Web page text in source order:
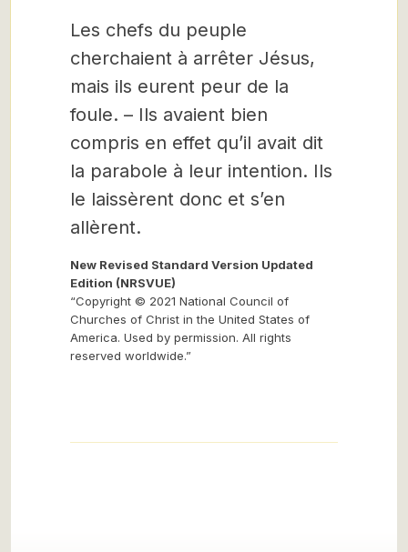
Les chefs du peuple
cherchaient à arrêter Jésus,
mais ils eurent peur de la
foule. – Ils avaient bien
compris en effet qu’il avait dit
la parabole à leur intention. Ils
le laissèrent donc et s’en
allèrent.
New Revised Standard Version Updated
Edition (NRSVUE)
“Copyright © 2021 National Council of
Churches of Christ in the United States of
America. Used by permission. All rights
reserved worldwide.”